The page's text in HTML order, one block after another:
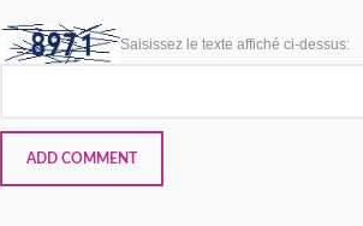
Saisissez le texte affiché ci-dessus: